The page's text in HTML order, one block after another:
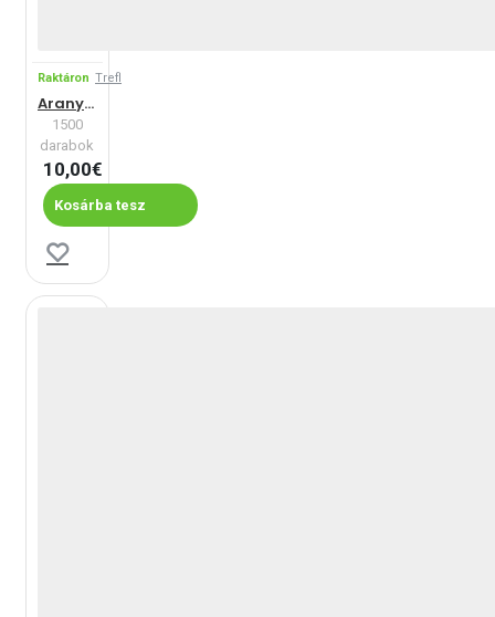
Raktáron Trefl
Aranyos kutyák
1500
darabok
10,00€
Kosárba tesz